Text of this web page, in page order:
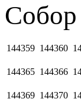
144359 144360
144365 144366
144369 144370